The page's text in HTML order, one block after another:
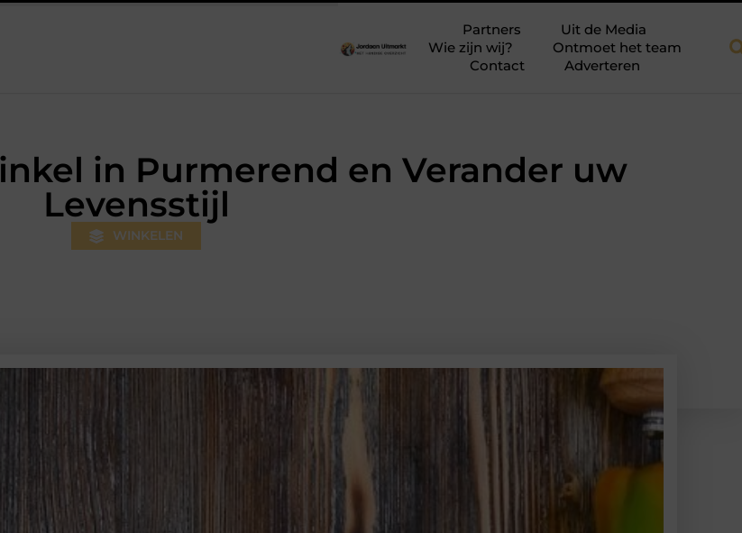
hulp bij pijn en bewegingsklachten
Partners
Uit de Media
Wie zijn wij?
Ontmoet het team
Contact
Adverteren
in Purmerend en Verander uw
Levensstijl
WINKELEN